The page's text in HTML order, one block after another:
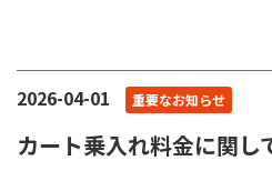
2026-04-01 重要なお知らせ
カート乗入れ料金に関し